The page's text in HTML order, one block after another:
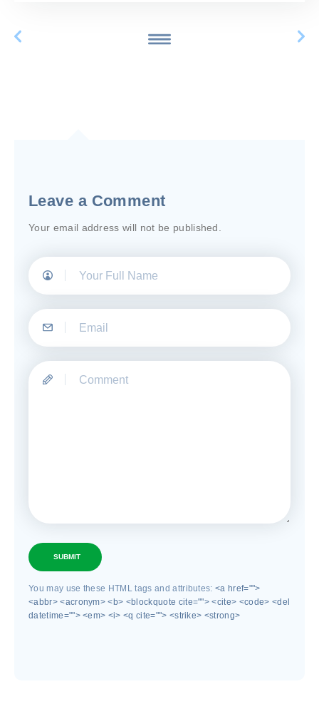
Leave a Comment
Your email address will not be published.
SUBMIT
You may use these HTML tags and attributes:<a href="">
<abbr> <acronym> <b> <blockquote cite=""> <cite> <code> <del
datetime=""> <em> <i> <q cite=""> <strike> <strong>